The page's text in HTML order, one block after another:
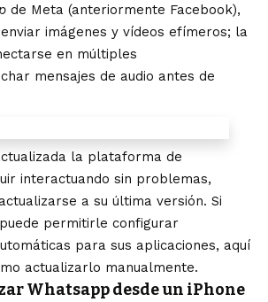
de Meta (anteriormente Facebook),
enviar imágenes y vídeos efímeros; la
en múltiples
mensajes de audio antes de
la plataforma de
interactuando sin problemas,
a su última versión. Si
permitirle configurar
para sus aplicaciones, aquí
actualizarlo manualmente.
Whatsapp desde un iPhone